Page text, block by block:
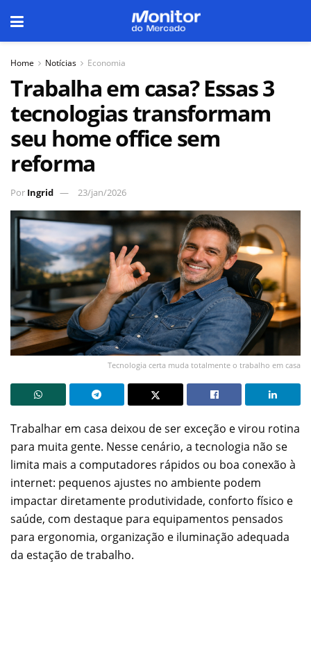
Home Notícias Economia
Trabalha em casa? Essas 3
tecnologias transformam
seu home office sem
reforma
Por Ingrid 23/jan/2026
Tecnologia certa muda totalmente o trabalho em casa
Trabalhar em casa deixou de ser exceção e virou rotina
para muita gente. Nesse cenário, a tecnologia não se
limita mais a computadores rápidos ou boa conexão à
internet: pequenos ajustes no ambiente podem
impactar diretamente produtividade, conforto físico e
saúde, com destaque para equipamentos pensados
para ergonomia, organização e iluminação adequada
da estação de trabalho.